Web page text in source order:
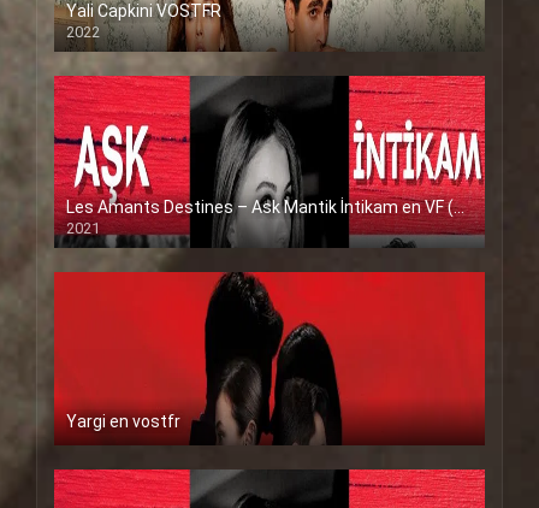
Yali Capkini VOSTFR
2022
Les Amants Destines – Ask Mantik İntikam en VF (Voix Francaise)
2021
Yargi en vostfr